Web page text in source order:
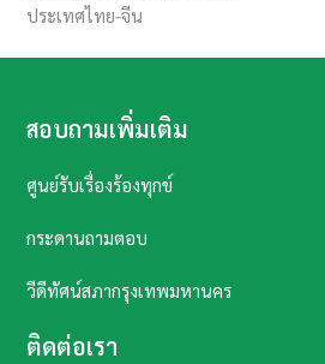
ประเทศไทย-จีน
สอบถามเพิ่มเติม
ศูนย์รับเรื่องร้องทุกข์
กระดานถามตอบ
วีดีทัศน์สภากรุงเทพมหานคร
ติดต่อเรา